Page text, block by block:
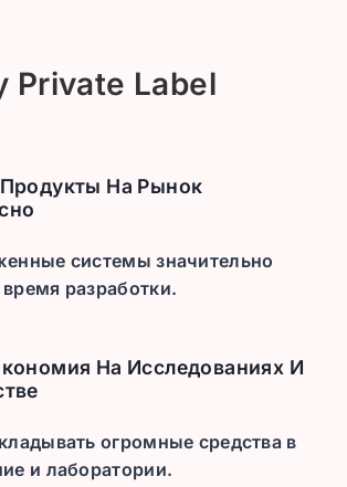
Private Label
На Рынок
системы значительно
разработки.
На Исследованиях И
огромные средства в
и лаборатории.